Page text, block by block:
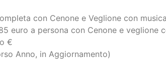
con Cenone e Veglione con
euro a persona con Cenone e
€
Anno, in Aggiornamento)